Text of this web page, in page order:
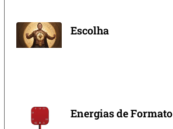
Escolha
Energias de Formato